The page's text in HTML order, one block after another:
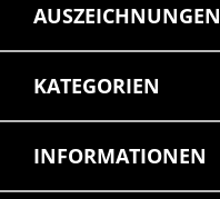
AUSZEICHNUNGEN
KATEGORIEN
INFORMATIONEN